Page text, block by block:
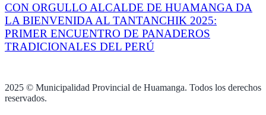
CON ORGULLO ALCALDE DE HUAMANGA DA
LA BIENVENIDA AL TANTANCHIK 2025:
PRIMER ENCUENTRO DE PANADEROS
TRADICIONALES DEL PERÚ
2025 © Municipalidad Provincial de Huamanga. Todos los derechos
reservados.